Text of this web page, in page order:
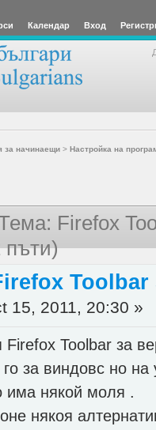
Календар Вход
за начинаещи> Настройка на
Firefox
пъти)
Toolbar
15, 2011, 20:30 »
Firefox Toolbar за
за виндовс но на
има някой моля .
някоя